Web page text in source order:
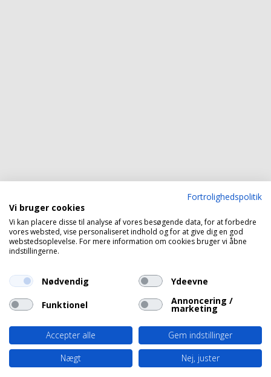
Fortrolighedspolitik
Vi bruger cookies
Vi kan placere disse til analyse af vores besøgende data, for at forbedre
vores websted, vise personaliseret indhold og for at give dig en god
webstedsoplevelse. For mere information om cookies bruger vi åbne
indstillingerne.
Nødvendig Ydeevne
Funktionel Annoncering /
marketing
Accepter alle
Gem indstillinger
Nægt
Nej, juster